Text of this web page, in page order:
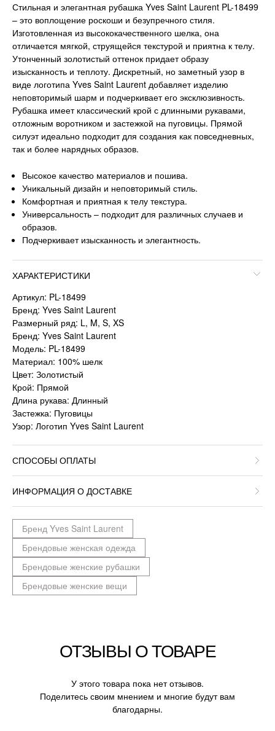
Стильная и элегантная рубашка Yves Saint Laurent PL-18499
– это воплощение роскоши и безупречного стиля.
Изготовленная из высококачественного шелка, она
отличается мягкой, струящейся текстурой и приятна к телу.
Утонченный золотистый оттенок придает образу
изысканность и теплоту. Дискретный, но заметный узор в
виде логотипа Yves Saint Laurent добавляет изделию
неповторимый шарм и подчеркивает его эксклюзивность.
Рубашка имеет классический крой с длинными рукавами,
отложным воротником и застежкой на пуговицы. Прямой
силуэт идеально подходит для создания как повседневных,
так и более нарядных образов.
Высокое качество материалов и пошива.
Уникальный дизайн и неповторимый стиль.
Комфортная и приятная к телу текстура.
Универсальность – подходит для различных случаев и
образов.
Подчеркивает изысканность и элегантность.
ХАРАКТЕРИСТИКИ
Артикул: PL-18499
Бренд: Yves Saint Laurent
Размерный ряд: L, M, S, XS
Бренд: Yves Saint Laurent
Модель: PL-18499
Материал: 100% шелк
Цвет: Золотистый
Крой: Прямой
Длина рукава: Длинный
Застежка: Пуговицы
Узор: Логотип Yves Saint Laurent
СПОСОБЫ ОПЛАТЫ
ИНФОРМАЦИЯ О ДОСТАВКЕ
Бренд Yves Saint Laurent
Брендовые женская одежда
Брендовые женские рубашки
Брендовые женские вещи
ОТЗЫВЫ О ТОВАРЕ
У этого товара пока нет отзывов.
Поделитесь своим мнением и многие будут вам
благодарны.